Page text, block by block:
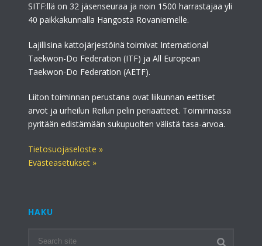
SITF:llä on 32 jäsenseuraa ja noin 1500 harrastajaa yli
40 paikkakunnalla Hangosta Rovaniemelle.
Lajillisina kattojärjestöinä toimivat International
Taekwon-Do Federation (ITF) ja All European
Taekwon-Do Federation (AETF).
Liiton toiminnan perustana ovat liikunnan eettiset
arvot ja urheilun Reilun pelin periaatteet. Toiminnassa
pyritään edistämään sukupuolten välistä tasa-arvoa.
Tietosuojaseloste »
Evästeasetukset »
HAKU